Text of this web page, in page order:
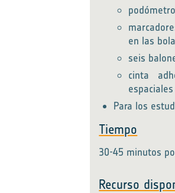
podómetro
en las
seis
cinta
Para los
Tiempo
30-45 minutos
Recurso